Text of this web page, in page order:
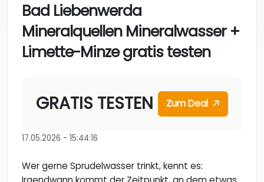
Bad Liebenwerda
Mineralquellen Mineralwasser +
Limette-Minze gratis testen
GRATIS TESTEN Zum Deal
17.05.2026 - 15:44:16
Wer gerne Sprudelwasser trinkt, kennt es: